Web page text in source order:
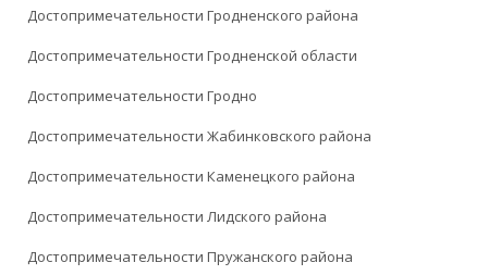
Достопримечательности Гродненского района
Достопримечательности Гродненской области
Достопримечательности Гродно
Достопримечательности Жабинковского района
Достопримечательности Каменецкого района
Достопримечательности Лидского района
Достопримечательности Пружанского района